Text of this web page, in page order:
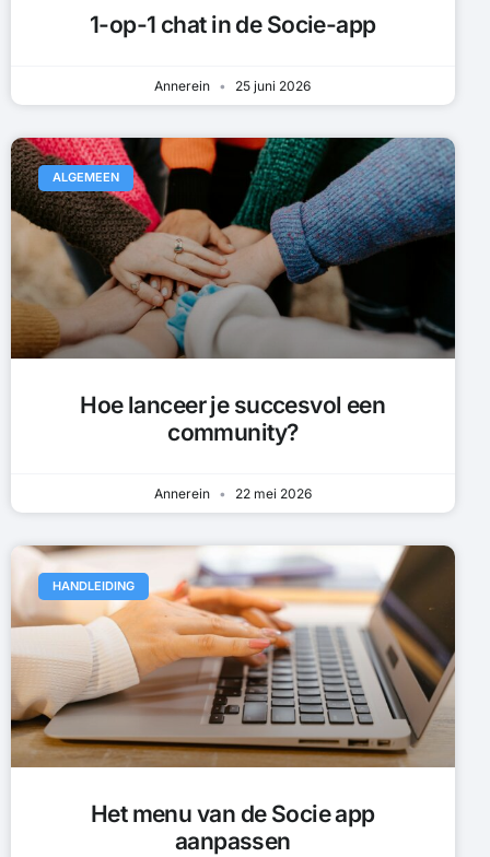
1-op-1 chat in de Socie-app
Annerein 25 juni 2026
ALGEMEEN
Hoe lanceer je succesvol een
community?
Annerein 22 mei 2026
HANDLEIDING
Het menu van de Socie app
aanpassen